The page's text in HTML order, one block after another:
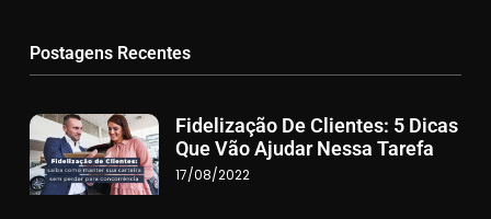
Postagens Recentes
Fidelização De Clientes: 5 Dicas
Que Vão Ajudar Nessa Tarefa
17/08/2022